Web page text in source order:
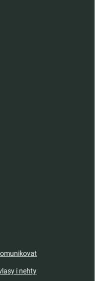
i nehty